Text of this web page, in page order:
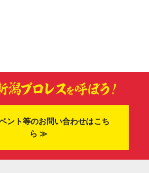
ント等のお問い合わせはこち
ら ≫